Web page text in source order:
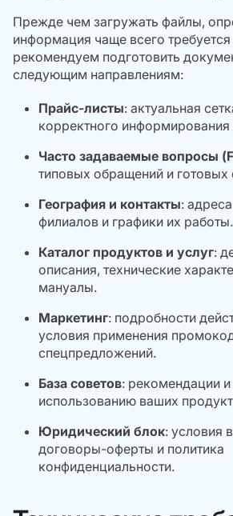
Прежде чем загружать файлы,
информация чаще всего
рекомендуем подготовить
следующим направлениям:
Прайс-листы: актуальная
корректного информирования
Часто задаваемые вопросы
типовых обращений и готовых
География и контакты:
филиалов и графики их работы.
Каталог продуктов и услуг:
описания, технические
мануалы.
Маркетинг: подробности
условия применения
спецпредложений.
База советов: рекомендации
использованию ваших
Юридический блок: условия
договоры-оферты и политика
конфиденциальности.